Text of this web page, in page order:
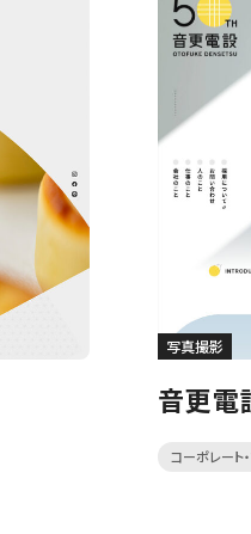
コーポレート・ブランドサ
ブランデ
写真撮影
音更電
コーポレート